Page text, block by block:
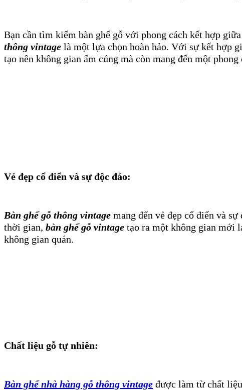
Bạn cần tìm kiếm bàn ghế gỗ với phong cách kết hợp
thông vintage là một lựa chọn hoàn hảo. Với sự kết hợp
tạo nên không gian ấm cúng mà còn mang đến một
Vẻ đẹp cổ điển và sự độc đáo:
Bàn ghế gỗ thông vintage mang đến vẻ đẹp cổ điển và
thời gian, bàn ghế gỗ vintage tạo ra một không gian mới
không gian quán.
Chất liệu gỗ tự nhiên:
Bàn ghế nhà hàng gỗ thông vintage được làm từ chất